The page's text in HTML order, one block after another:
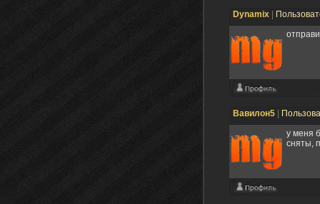
Dynamix
Вавилон5
у меня
сняты,